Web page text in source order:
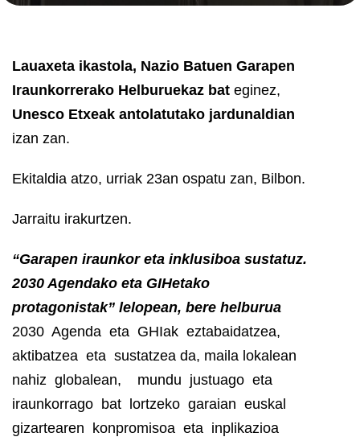
Lauaxeta ikastola, Nazio Batuen Garapen
Iraunkorrerako Helburuekaz bat eginez,
Unesco Etxeak antolatutako jardunaldian
izan zan.
Ekitaldia atzo, urriak 23an ospatu zan, Bilbon.
Jarraitu irakurtzen.
“Garapen iraunkor eta inklusiboa sustatuz.
2030 Agendako eta GIHetako
protagonistak” lelopean, bere helburua
2030 Agenda eta GHIak eztabaidatzea,
aktibatzea eta sustatzea da, maila lokalean
nahiz globalean, mundu justuago eta
iraunkorrago bat lortzeko garaian euskal
gizartearen konpromisoa eta inplikazioa